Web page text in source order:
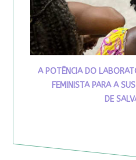
A POTÊNCIA DO
FEMINISTA PARA A
DE